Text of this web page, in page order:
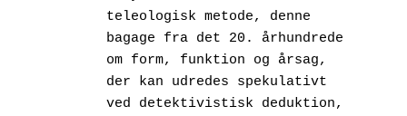
       teleologisk metode, denne
       bagage fra det 20. århundrede
       om form, funktion og årsag,
       der kan udredes spekulativt
       ved detektivistisk deduktion,